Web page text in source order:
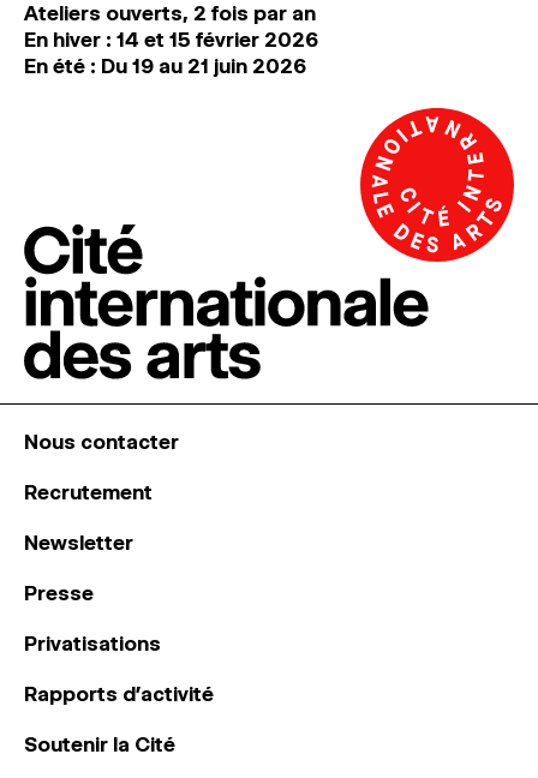
Ateliers ouverts, 2 fois par an
En hiver : 14 et 15 février 2026
En été : Du 19 au 21 juin 2026
Nous contacter
Recrutement
Newsletter
Presse
Privatisations
Rapports d’activité
Soutenir la Cité